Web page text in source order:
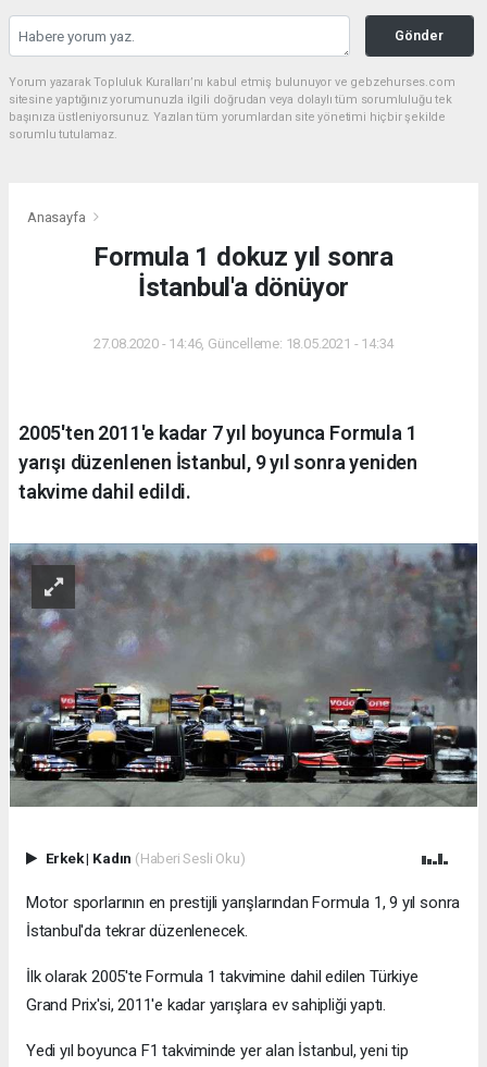
Gönder
Yorum yazarak Topluluk Kuralları’nı kabul etmiş bulunuyor ve gebzehurses.com
sitesine yaptığınız yorumunuzla ilgili doğrudan veya dolaylı tüm sorumluluğu tek
başınıza üstleniyorsunuz. Yazılan tüm yorumlardan site yönetimi hiçbir şekilde
sorumlu tutulamaz.
Anasayfa
Formula 1 dokuz yıl sonra
İstanbul'a dönüyor
27.08.2020 - 14:46, Güncelleme: 18.05.2021 - 14:34
2005'ten 2011'e kadar 7 yıl boyunca Formula 1
yarışı düzenlenen İstanbul, 9 yıl sonra yeniden
takvime dahil edildi.
Erkek| Kadın (Haberi Sesli Oku)
Motor sporlarının en prestijli yarışlarından Formula 1, 9 yıl sonra
İstanbul'da tekrar düzenlenecek.
İlk olarak 2005'te Formula 1 takvimine dahil edilen Türkiye
Grand Prix'si, 2011'e kadar yarışlara ev sahipliği yaptı.
Yedi yıl boyunca F1 takviminde yer alan İstanbul, yeni tip